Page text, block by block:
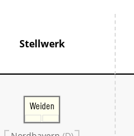
Stellwerk
Weiden